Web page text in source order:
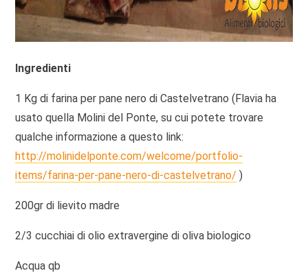
Ingredienti
1 Kg di farina per pane nero di Castelvetrano (Flavia ha
usato quella Molini del Ponte, su cui potete trovare
qualche informazione a questo link:
http://molinidelponte.com/welcome/portfolio-
items/farina-per-pane-nero-di-castelvetrano/ )
200gr di lievito madre
2/3 cucchiai di olio extravergine di oliva biologico
Acqua qb